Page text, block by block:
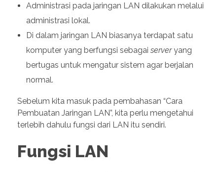
Administrasi pada jaringan LAN dilakukan melalui
administrasi lokal.
Di dalam jaringan LAN biasanya terdapat satu
komputer yang berfungsi sebagai serveryang
bertugas untuk mengatur sistem agar berjalan
normal.
Sebelum kita masuk pada pembahasan “Cara
Pembuatan Jaringan LAN”, kita perlu mengetahui
terlebih dahulu fungsi dari LAN itu sendiri.
Fungsi LAN